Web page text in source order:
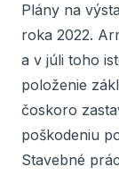
Plány na
roka 2022.
a v júli toho
položenie
čoskoro
poškodeniu
Stavebné